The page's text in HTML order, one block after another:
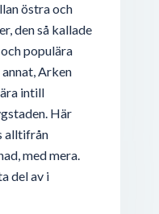
östra och
den så kallade
populära
Arken
intill
Här
alltifrån
med mera.
del av i